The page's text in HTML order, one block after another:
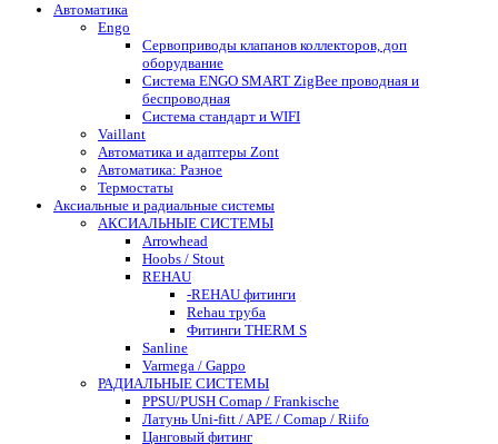
Автоматика
Engo
Сервоприводы клапанов коллекторов, доп
оборудвание
Система ENGO SMART ZigBee проводная и
беспроводная
Система стандарт и WIFI
Vaillant
Автоматика и адаптеры Zont
Автоматика: Разное
Термостаты
Аксиальные и радиальные системы
АКСИАЛЬНЫЕ СИСТЕМЫ
Arrowhead
Hoobs / Stout
REHAU
-REHAU фитинги
Rehau труба
Фитинги THERM S
Sanline
Varmega / Gappo
РАДИАЛЬНЫЕ СИСТЕМЫ
PPSU/PUSH Comap / Frankische
Латунь Uni-fitt / APE / Comap / Riifo
Цанговый фитинг